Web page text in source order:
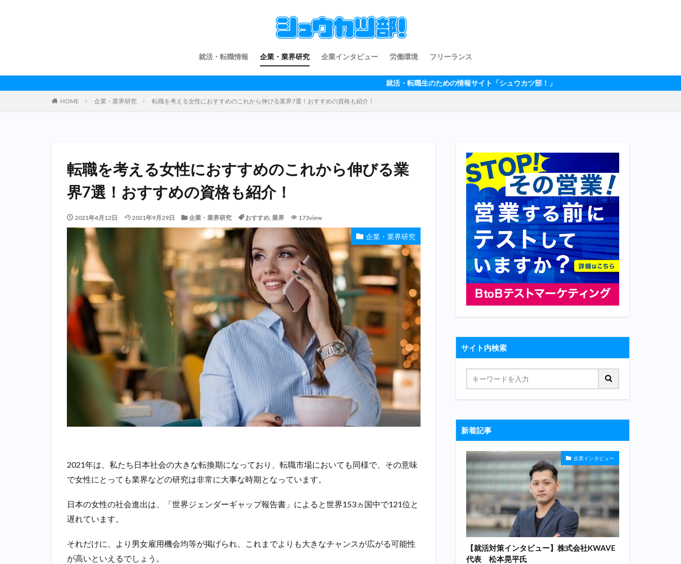
就活・転職情報 企業・業界研究 企業インタビュー 労働環境 フリーランス
就活・転職生のための情報サイト「シュウカツ部！」
HOME 企業・業界研究 転職を考える女性におすすめのこれから伸びる業界7選！おすすめの資格も紹介！
転職を考える女性におすすめのこれから伸びる業
界7選！おすすめの資格も紹介！
2021年4月12日 2021年9月29日 企業・業界研究 おすすめ, 業界 173view
企業・業界研究
2021年は、私たち日本社会の大きな転換期になっており、転職市場においても同様で、その意味
で女性にとっても業界などの研究は非常に大事な時期となっています。
日本の女性の社会進出は、「世界ジェンダーギャップ報告書」によると世界153ヵ国中で121位と
遅れています。
それだけに、より男女雇用機会均等が掲げられ、これまでよりも大きなチャンスが広がる可能性
が高いといえるでしょう。
サイト内検索
新着記事
企業インタビュー
【就活対策インタビュー】株式会社KWAVE
代表 松本晃平氏